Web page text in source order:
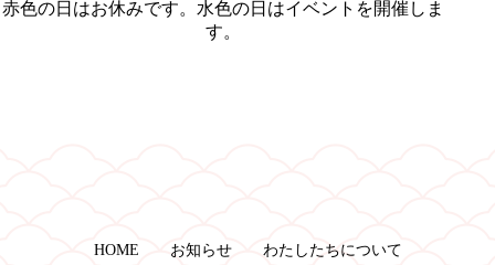
赤色の日はお休みです。水色の日はイベントを開催しま
す。
HOME お知らせ わたしたちについて